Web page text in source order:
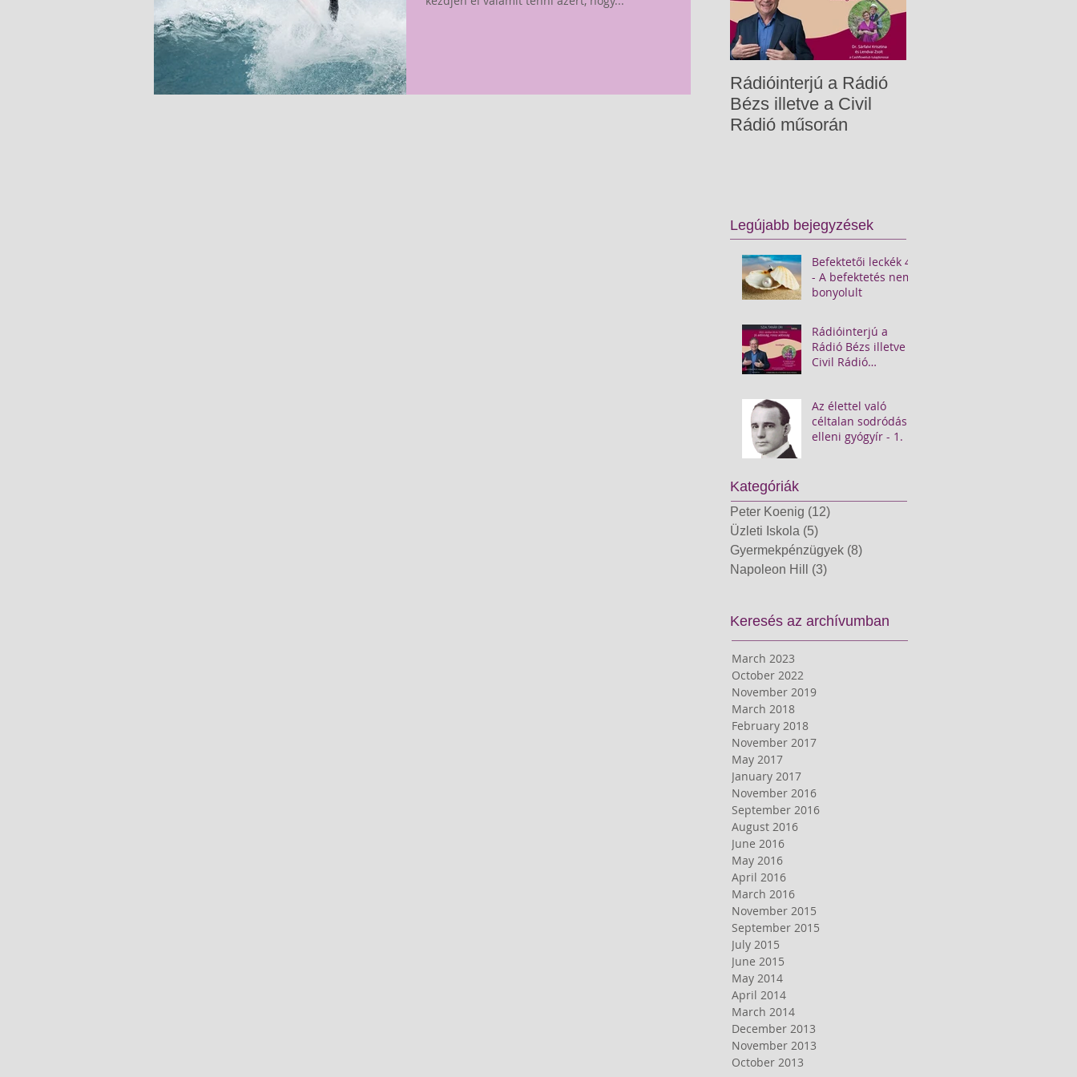
Rádióinterjú a Rádió
Bézs illetve a Civil
Rádió műsorán
Legújabb bejegyzések
Befektetői leckék 4.
- A befektetés nem
bonyolult
Rádióinterjú a
Rádió Bézs illetve a
Civil Rádió
Az élettel való
céltalan sodródás
elleni gyógyír - 1.
Kategóriák
Peter Koenig (12)
Üzleti Iskola (5)
Gyermekpénzügyek (8)
Napoleon Hill
(3)
Keresés az archívumban
March 2023
October 2022
November 2019
March 2018
February 2018
November 2017
May 2017
January 2017
November 2016
September 2016
August 2016
June 2016
May 2016
April 2016
March 2016
November 2015
September 2015
July 2015
June 2015
May 2014
April 2014
March 2014
December 2013
November 2013
October 2013